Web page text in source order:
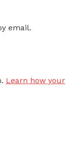
email.
Learn how your